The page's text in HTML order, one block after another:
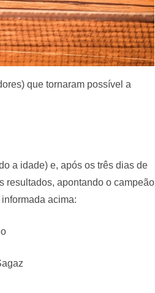
que tornaram possível a
a idade) e, após os três dias de
resultados, apontando o campeão
acima: